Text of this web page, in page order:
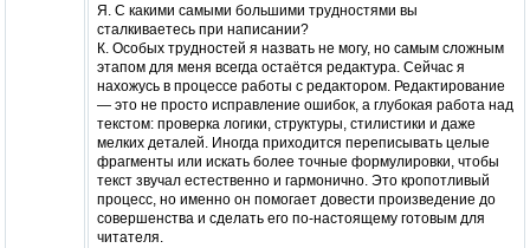
Я. С какими самыми большими трудностями вы
сталкиваетесь при написании?
К. Особых трудностей я назвать не могу, но самым сложным
этапом для меня всегда остаётся редактура. Сейчас я
нахожусь в процессе работы с редактором. Редактирование
— это не просто исправление ошибок, а глубокая работа над
текстом: проверка логики, структуры, стилистики и даже
мелких деталей. Иногда приходится переписывать целые
фрагменты или искать более точные формулировки, чтобы
текст звучал естественно и гармонично. Это кропотливый
процесс, но именно он помогает довести произведение до
совершенства и сделать его по-настоящему готовым для
читателя.